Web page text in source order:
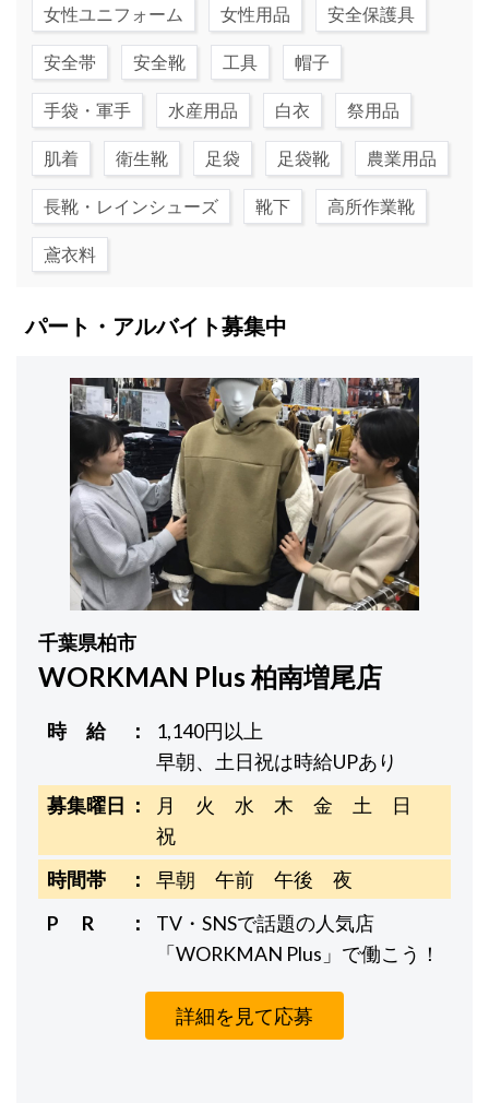
女性ユニフォーム 女性用品 安全保護具
安全帯 安全靴 工具 帽子
手袋・軍手 水産用品 白衣 祭用品
肌着 衛生靴 足袋 足袋靴 農業用品
長靴・レインシューズ 靴下 高所作業靴
鳶衣料
パート・アルバイト募集中
千葉県柏市
WORKMAN Plus 柏南増尾店
時 給
1,140円以上
早朝、土日祝は時給UPあり
募集曜日
月 火 水 木 金 土 日
祝
時間帯
早朝 午前 午後 夜
P R
TV・SNSで話題の人気店
「WORKMAN Plus」で働こう！
詳細を見て応募